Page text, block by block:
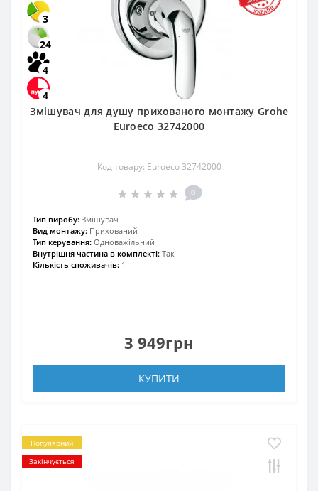
3
24
4
4
Змішувач для душу прихованого монтажу Grohe
Euroeco 32742000
Код товару: Euroeco 32742000
0
Тип виробу: Змішувач
Вид монтажу: Прихований
Тип керування: Одноважільний
Внутрішня частина в комплекті: Так
Кількість споживачів: 1
3 949грн
КУПИТИ
Популярний
Закінчується